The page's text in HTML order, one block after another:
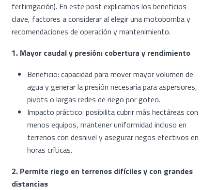
fertirrigación). En este post explicamos los beneficios
clave, factores a considerar al elegir una motobomba y
recomendaciones de operación y mantenimiento.
1. Mayor caudal y presión: cobertura y rendimiento
Beneficio: capacidad para mover mayor volumen de
agua y generar la presión necesaria para aspersores,
pivots o largas redes de riego por goteo.
Impacto práctico: posibilita cubrir más hectáreas con
menos equipos, mantener uniformidad incluso en
terrenos con desnivel y asegurar riegos efectivos en
horas críticas.
2. Permite riego en terrenos difíciles y con grandes
distancias